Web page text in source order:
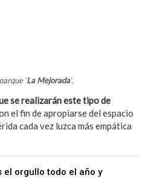
‘La Mejorada‘.
se realizarán este tipo de
el fin de apropiarse del espacio
cada vez luzca más empática
el orgullo todo el año y